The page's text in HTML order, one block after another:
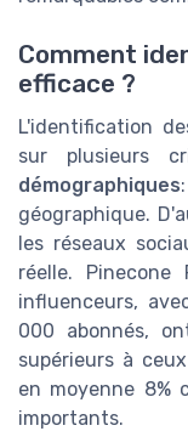
Comment
efficace ?
L'identification
sur plusieurs
démographiques
géographique.
les réseaux
réelle.
influenceurs,
000 abonnés,
supérieurs à
en moyenne 8%
importants.